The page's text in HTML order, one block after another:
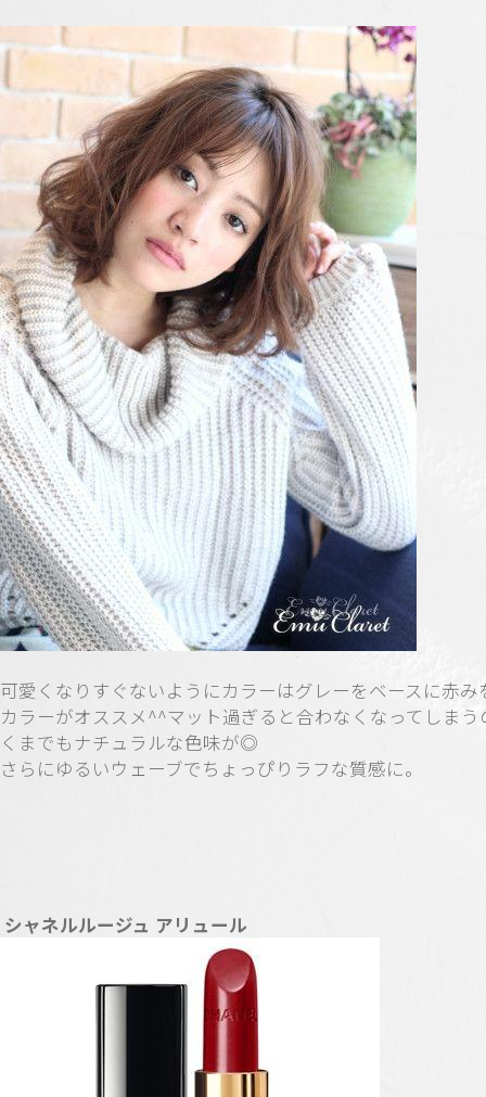
可愛くなりすぐないようにカラーはグレーをベースに赤み
カラーがオススメ^^マット過ぎると合わなくなってしまう
くまでもナチュラルな色味が◎
さらにゆるいウェーブでちょっぴりラフな質感に。
シャネルルージュ アリュール